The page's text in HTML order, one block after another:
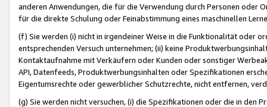
anderen Anwendungen, die für die Verwendung durch Personen
für die direkte Schulung oder Feinabstimmung eines maschinellen
(f) Sie werden (i) nicht in irgendeiner Weise in die Funktionalität oder
entsprechenden Versuch unternehmen; (ii) keine
Kontaktaufnahme mit Verkäufern oder Kunden oder sonstiger
API, Datenfeeds, Produktwerbungsinhalten oder Spezifikationen
Eigentumsrechte oder gewerblicher Schutzrechte, nicht entfernen,
(g) Sie werden nicht versuchen, (i) die Spezifikationen oder die in